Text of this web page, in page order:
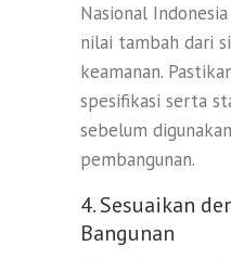
Nasional
nilai tambah dari
keamanan.
spesifikasi serta
sebelum
pembangunan.
4. Sesuaikan
Bangunan